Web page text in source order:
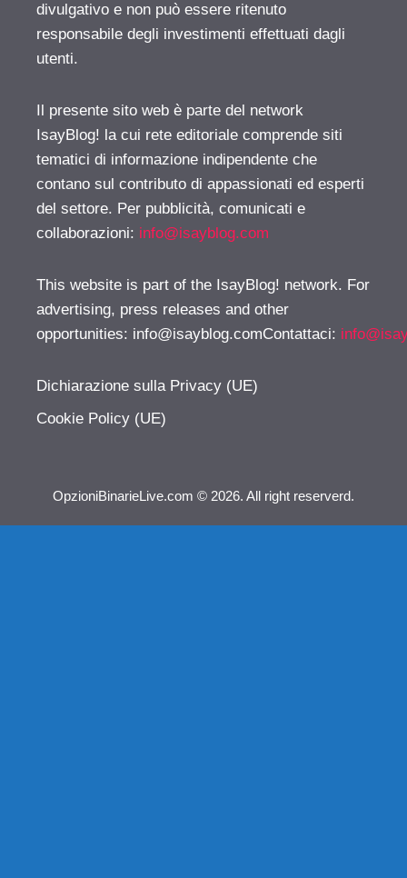
divulgativo e non può essere ritenuto
responsabile degli investimenti effettuati dagli
utenti.
Il presente sito web è parte del network
IsayBlog! la cui rete editoriale comprende siti
tematici di informazione indipendente che
contano sul contributo di appassionati ed esperti
del settore. Per pubblicità, comunicati e
collaborazioni: info@isayblog.com
This website is part of the IsayBlog! network. For
advertising, press releases and other
opportunities: info@isayblog.comContattaci:
Dichiarazione sulla Privacy (UE)
Cookie Policy (UE)
OpzioniBinarieLive.com © 2026. All right reserverd.